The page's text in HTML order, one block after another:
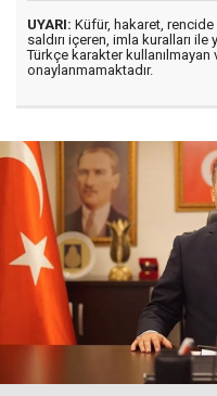
UYARI: Küfür, hakaret,
saldırı içeren, imla kuralları ile
Türkçe karakter kullanılmayan
onaylanmamaktadır.